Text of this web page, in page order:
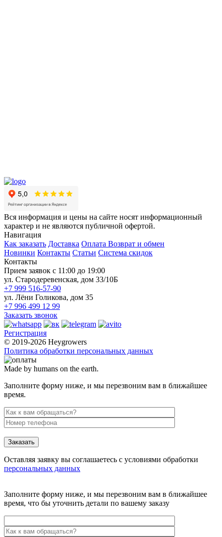
Вся информация и цены на сайте носят информационный
характер и не являются публичной офертой.
Навигация
Как заказать Доставка Оплата Возврат и обмен
Новинки Контакты Статьи Система скидок
Контакты
Прием заявок с 11:00 до 19:00
ул. Стародеревенская, дом 33/10Б
+7 999 516-57-90
ул. Лёни Голикова, дом 35
+7 996 499 12 99
Заказать звонок
Регистрация
© 2019-2026 Heygrowers
Политика обработки персональных данных
Made by humans on the earth.
Заполните форму ниже, и мы перезвоним вам в ближайшее
время.
Заказать
Оставляя заявку вы соглашаетесь с условиями обработки
персональных данных
Заполните форму ниже, и мы перезвоним вам в ближайшее
время, что бы уточнить детали по вашему заказу